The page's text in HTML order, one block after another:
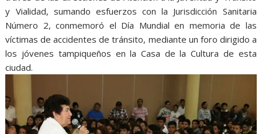
y Vialidad, sumando esfuerzos con la Jurisdicción Sanitaria
Número 2, conmemoró el Día Mundial en memoria de las
víctimas de accidentes de tránsito, mediante un foro dirigido a
los jóvenes tampiqueños en la Casa de la Cultura de esta
ciudad.